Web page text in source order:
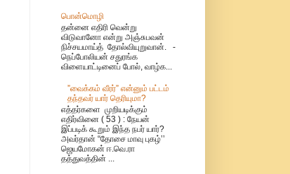
பொன்மொழி
தன்னை எதிரி வென்று
விடுவானோ என்று அஞ்சுபவன்
நிச்சயமாய்த் தோல்வியுறுவான். -
நெப்போலியன் சதுரங்க
விளையாட்டினைப் போல், வாழ்க...
”வைக்கம் வீரர்” என்னும் பட்டம்
தந்தவர் யார் தெரியுமா?
எத்தர்களை முறியடிக்கும்
எதிர்வினை ( 53 ) : நேயன்
இப்படிக் கூறும் இந்த நபர் யார்?
அவர்தான் “தோசை மாவு புகழ்’’
ஜெயமோகன் ஈ.வெ.ரா
தத்துவத்தின் ...